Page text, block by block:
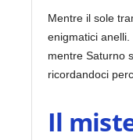
Mentre il sole
enigmatici
mentre Saturno
ricordandoci
Il